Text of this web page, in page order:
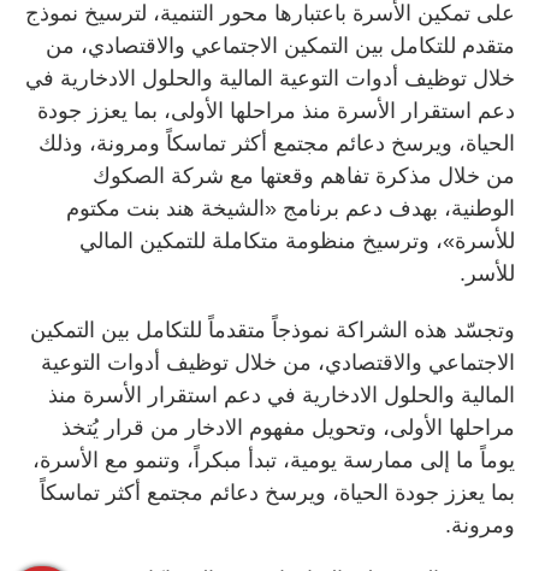
على تمكين الأسرة باعتبارها محور التنمية، لترسيخ نموذج
متقدم للتكامل بين التمكين الاجتماعي والاقتصادي، من
خلال توظيف أدوات التوعية المالية والحلول الادخارية في
دعم استقرار الأسرة منذ مراحلها الأولى، بما يعزز جودة
الحياة، ويرسخ دعائم مجتمع أكثر تماسكاً ومرونة، وذلك
من خلال مذكرة تفاهم وقعتها مع شركة الصكوك
الوطنية، بهدف دعم برنامج «الشيخة هند بنت مكتوم
للأسرة»، وترسيخ منظومة متكاملة للتمكين المالي
للأسر.
وتجسّد هذه الشراكة نموذجاً متقدماً للتكامل بين التمكين
الاجتماعي والاقتصادي، من خلال توظيف أدوات التوعية
المالية والحلول الادخارية في دعم استقرار الأسرة منذ
مراحلها الأولى، وتحويل مفهوم الادخار من قرار يُتخذ
يوماً ما إلى ممارسة يومية، تبدأ مبكراً، وتنمو مع الأسرة،
بما يعزز جودة الحياة، ويرسخ دعائم مجتمع أكثر تماسكاً
ومرونة.